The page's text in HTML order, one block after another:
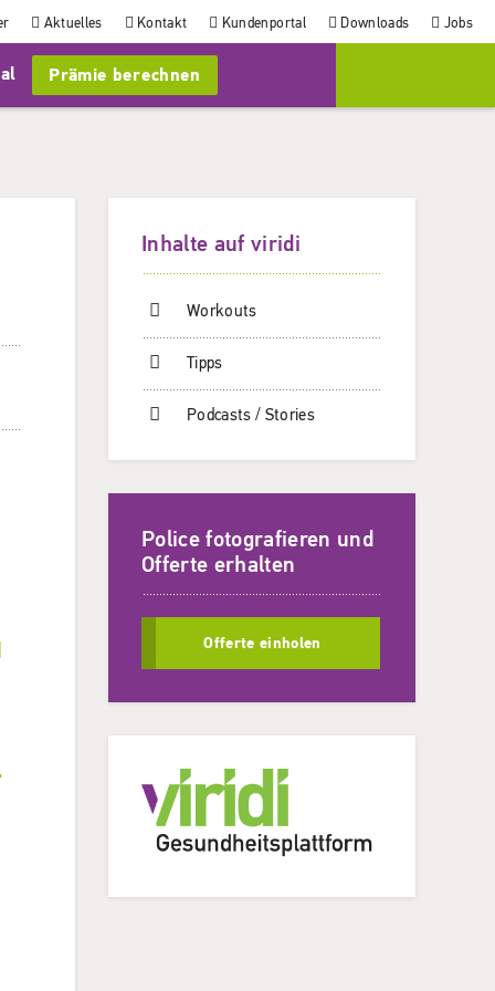
Aktuelles Kontakt Kundenportal Downloads Jobs
Prämie berechnen
Inhalte auf viridi
Workouts
Tipps
Podcasts / Stories
Police fotografieren und
Offerte erhalten
Offerte einholen